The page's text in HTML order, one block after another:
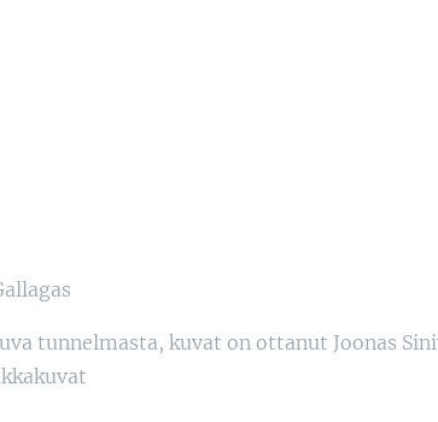
tunnelmasta, kuvat on ottanut Joonas